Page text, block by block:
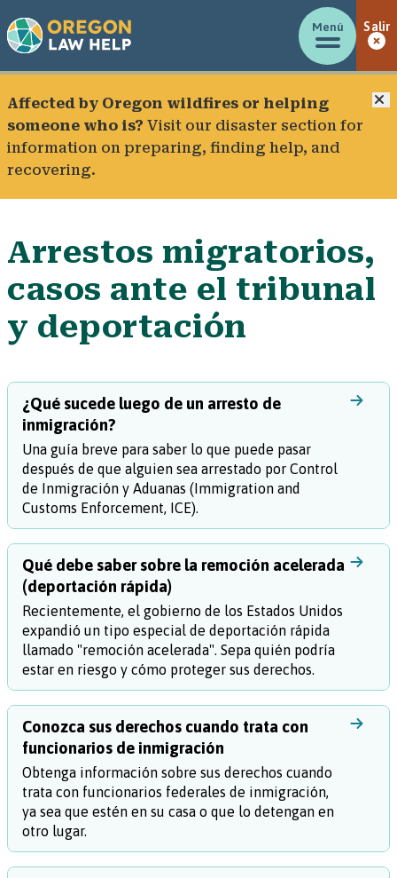
Menú Salir
Affected by Oregon wildfires or helping
someone who is? Visit our disaster section for
information on preparing, finding help, and
recovering.
Arrestos migratorios,
casos ante el tribunal
y deportación
¿Qué sucede luego de un arresto de
inmigración?
Una guía breve para saber lo que puede pasar
después de que alguien sea arrestado por Control
de Inmigración y Aduanas (Immigration and
Customs Enforcement, ICE).
Qué debe saber sobre la remoción acelerada
(deportación rápida)
Recientemente, el gobierno de los Estados Unidos
expandió un tipo especial de deportación rápida
llamado "remoción acelerada". Sepa quién podría
estar en riesgo y cómo proteger sus derechos.
Conozca sus derechos cuando trata con
funcionarios de inmigración
Obtenga información sobre sus derechos cuando
trata con funcionarios federales de inmigración,
ya sea que estén en su casa o que lo detengan en
otro lugar.